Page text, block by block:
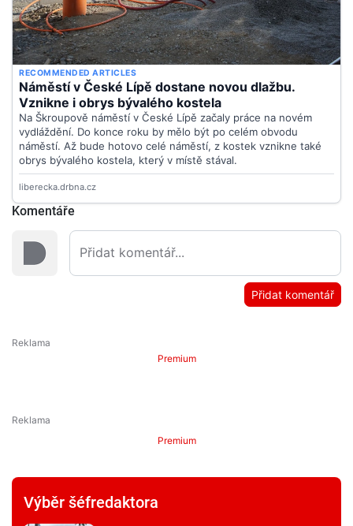
Komentáře
Přidat komentář
Premium
Premium
Výběr šéfredaktora